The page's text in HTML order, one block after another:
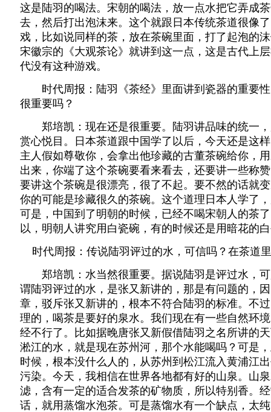
这是陆羽的喝法。宋朝的喝法，放一点水把它弄成
去，然后打出泡沫来。这个就跟日本传统茶道很像
戏，比如说同样的茶，放在茶碗里面，打了起泡的
宋徽宗的《大观茶论》就讲到这一点，这是古代上
代没有这种游戏。
时代周报：陆羽《茶经》里面讲到瓷器的重要性
很重要吗？
郑培凯：现在还是很重要。陆羽讲品味的统一，
赏心悦目。日本茶道跟中国学了以后，今天还是这
主人假如尊敬你，会拿出他珍藏的古董茶碗给你，
出来，你端了这个茶碗要看来看去，还要讲一些称
要讲这个茶碗是很漂亮，很了不起。要不然的话就
你的可能是珍藏很久的茶碗。这个道理日本人学了
可是，中国到了明朝的时候，已经不喝宋朝人的茶
以，明朝人讲究用白瓷碗，有的时候还是用暗花的
时代周报：传说陆羽评过的水，可信吗？在茶道
郑培凯：水当然很重要。据说陆羽是评过水，可
谓陆羽评过的水，是张又新讲的，那是有问题的，
章，驳斥张又新讲的，根本不符合陆羽的标准。不
理的，喝茶是要好的泉水。我们现在有一些自然环
经不行了。比如据晚唐张又新假借陆羽之名所讲的
淞江的水，就是现在苏州河，那个水能喝吗？可是
时候，根本没什么人的，从苏州到松江流入黄浦江
污染。今天，我相信在世界各地都有好的山泉。山
滤，含有一定的适合发茶的矿物质，所以特别香。
话，就用蒸馏水泡茶。可是蒸馏水有一个缺点，太